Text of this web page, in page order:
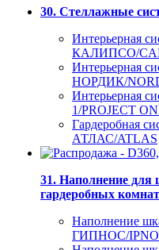
30. Стеллажные
Интерьерная
КАЛИПСО/
Интерьерная
НОРДИК/
Интерьерная
1/PROJECT
Гардеробная
АТЛАС/ATLAS
31. Наполнение
гардеробных комнат
Наполнение
ГИПНОС/